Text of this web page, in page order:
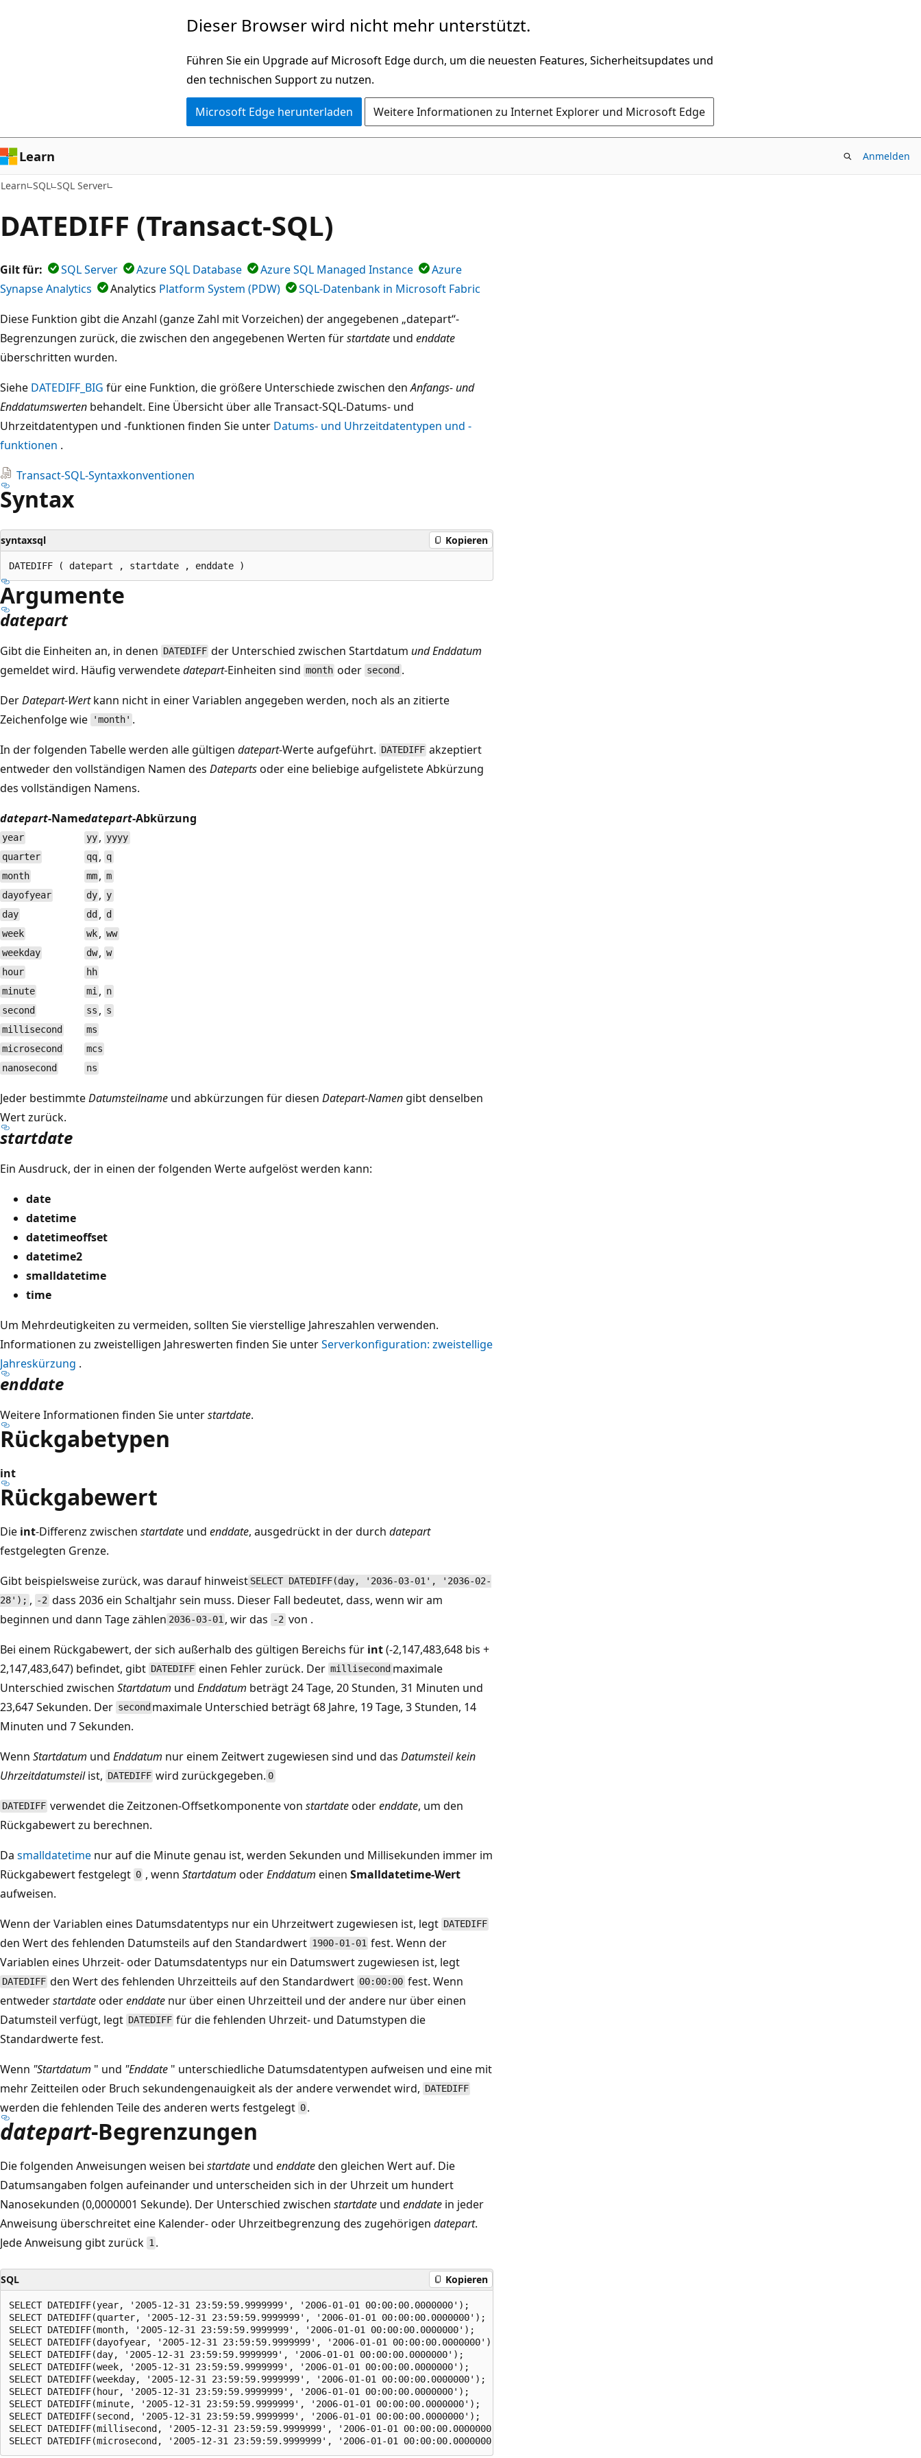
Dieser Browser wird nicht mehr unterstützt.
Führen Sie ein Upgrade auf Microsoft Edge durch, um die neuesten Features, Sicherheitsupdates und
den technischen Support zu nutzen.
Microsoft Edge herunterladen Weitere Informationen zu Internet Explorer und Microsoft Edge
Learn Anmelden
Learn SQL SQL Server
DATEDIFF (Transact-SQL)
Gilt für: SQL Server Azure SQL Database Azure SQL Managed Instance
Azure
Synapse Analytics
Analytics Platform System (PDW)
SQL-Datenbank in Microsoft Fabric
Diese Funktion gibt die Anzahl (ganze Zahl mit Vorzeichen) der angegebenen „datepart“-
Begrenzungen zurück, die zwischen den angegebenen Werten fürstartdate und enddate
überschritten wurden.
Siehe DATEDIFF_BIG für eine Funktion, die größere Unterschiede zwischen denAnfangs- und
Enddatumswerten behandelt. Eine Übersicht über alle Transact-SQL-Datums- und
Uhrzeitdatentypen und -funktionen finden Sie unter Datums- und Uhrzeitdatentypen und -
funktionen .
Transact-SQL-Syntaxkonventionen
Syntax
syntaxsql Kopieren
Argumente
datepart
Gibt die Einheiten an, in denen DATEDIFF der Unterschied zwischen Startdatum undEnddatum
gemeldet wird. Häufig verwendetedatepart-Einheiten sind month oder second .
DerDatepart-Wertkann nicht in einer Variablen angegeben werden, noch als an zitierte
Zeichenfolge wie
'month' .
In der folgenden Tabelle werden alle gültigen datepart-Werte aufgeführt. DATEDIFF akzeptiert
entweder den vollständigen Namen des Datepartsoder eine beliebige aufgelistete Abkürzung
des vollständigen Namens.
datepart-Namedatepart-Abkürzung
year yy , yyyy
quarter
qq , q
month
mm ,m
dayofyear
dy , y
day
dd , d
week
wk ,ww
weekday
dw ,w
hour
hh
minute
mi , n
second
ss , s
millisecond
ms
microsecond
mcs
nanosecond
ns
Jeder bestimmteDatumsteilname und abkürzungen für diesen Datepart-Namen gibt denselben
Wert zurück.
startdate
Ein Ausdruck, der in einen der folgenden Werte aufgelöst werden kann:
date
datetime
datetimeoffset
datetime2
smalldatetime
time
Um Mehrdeutigkeiten zu vermeiden, sollten Sie vierstellige Jahreszahlen verwenden.
Informationen zu zweistelligen Jahreswerten finden Sie unterServerkonfiguration: zweistellige
Jahreskürzung .
enddate
Weitere Informationen finden Sie unterstartdate.
Rückgabetypen
int
Rückgabewert
Die int-Differenz zwischen startdate und enddate, ausgedrückt in der durch datepart
festgelegten Grenze.
Gibt beispielsweise zurück, was darauf hinweist SELECT DATEDIFF(day, '2036-03-01', '2036-02-
28'); , -2 dass 2036 ein Schaltjahr sein muss. Dieser Fall bedeutet, dass, wenn wir am
beginnen und dann Tage zählen 2036-03-01 , wir das -2von .
Bei einem Rückgabewert, der sich außerhalb des gültigen Bereichs für int(-2,147,483,648 bis +
2,147,483,647) befindet, gibt DATEDIFF einen Fehler zurück. Der millisecond maximale
Unterschied zwischen Startdatum und Enddatum beträgt 24 Tage, 20 Stunden, 31 Minuten und
23,647 Sekunden. Der second maximale Unterschied beträgt 68 Jahre, 19 Tage, 3 Stunden, 14
Minuten und 7 Sekunden.
Wenn Startdatum und Enddatum nur einem Zeitwert zugewiesen sind und das Datumsteil kein
Uhrzeitdatumsteilist, DATEDIFF wird zurückgegeben. 0
DATEDIFF verwendet die Zeitzonen-Offsetkomponente vonstartdateoderenddate, um den
Rückgabewert zu berechnen.
Da smalldatetime nur auf die Minute genau ist, werden Sekunden und Millisekunden immer im
Rückgabewert festgelegt 0 , wennStartdatum oderEnddatum einenSmalldatetime-Wert
aufweisen.
Wenn der Variablen eines Datumsdatentyps nur ein Uhrzeitwert zugewiesen ist, legt DATEDIFF
den Wert des fehlenden Datumsteils auf den Standardwert 1900-01-01 fest. Wenn der
Variablen eines Uhrzeit- oder Datumsdatentyps nur ein Datumswert zugewiesen ist, legt
DATEDIFF den Wert des fehlenden Uhrzeitteils auf den Standardwert 00:00:00 fest. Wenn
entwederstartdateoderenddate nur über einen Uhrzeitteil und der andere nur über einen
Datumsteil verfügt, legt DATEDIFF für die fehlenden Uhrzeit- und Datumstypen die
Standardwerte fest.
Wenn "Startdatum " und "Enddate " unterschiedliche Datumsdatentypen aufweisen und eine mit
mehr Zeitteilen oder Bruch sekundengenauigkeit als der andere verwendet wird, DATEDIFF
werden die fehlenden Teile des anderen werts festgelegt 0 .
datepart-Begrenzungen
Die folgenden Anweisungen weisen bei startdate und enddateden gleichen Wert auf. Die
Datumsangaben folgen aufeinander und unterscheiden sich in der Uhrzeit um hundert
Nanosekunden (0,0000001 Sekunde). Der Unterschied zwischen startdate und enddate in jeder
Anweisung überschreitet eine Kalender- oder Uhrzeitbegrenzung des zugehörigen datepart.
Jede Anweisung gibt zurück 1 .
SQL Kopieren
SELECT DATEDIFF(year, '2005-12-31 23:59:59.9999999', '2006-01-01 00:00:00.0000000');
SELECT DATEDIFF(quarter, '2005-12-31 23:59:59.9999999', '2006-01-01 00:00:00.0000000');
SELECT DATEDIFF(month, '2005-12-31 23:59:59.9999999', '2006-01-01 00:00:00.0000000');
SELECT DATEDIFF(dayofyear, '2005-12-31 23:59:59.9999999', '2006-01-01 00:00:00.0000000');
SELECT DATEDIFF(day, '2005-12-31 23:59:59.9999999', '2006-01-01 00:00:00.0000000');
SELECT DATEDIFF(week, '2005-12-31 23:59:59.9999999', '2006-01-01 00:00:00.0000000');
SELECT DATEDIFF(weekday, '2005-12-31 23:59:59.9999999', '2006-01-01 00:00:00.0000000');
SELECT DATEDIFF(hour, '2005-12-31 23:59:59.9999999', '2006-01-01 00:00:00.0000000');
SELECT DATEDIFF(minute, '2005-12-31 23:59:59.9999999', '2006-01-01 00:00:00.0000000');
SELECT DATEDIFF(second, '2005-12-31 23:59:59.9999999', '2006-01-01 00:00:00.0000000');
SELECT DATEDIFF(millisecond, '2005-12-31 23:59:59.9999999', '2006-01-01 00:00:00.0000000');